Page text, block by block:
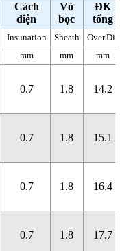
Cách
điện
Vỏ
bọc
ĐK
tổng
Insunation Sheath
Over.Dia
mm mm mm
0.7 1.8 14.2
0.7 1.8 15.1
0.7 1.8 16.4
0.7 1.8 17.7